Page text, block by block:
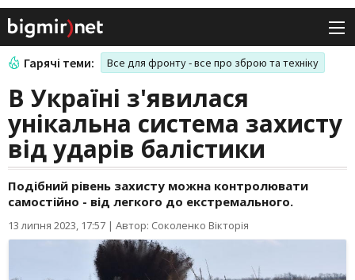
Гарячі теми: Все для фронту - все про зброю та техніку
В Україні з'явилася
унікальна система захисту
від ударів балістики
Подібний рівень захисту можна контролювати
самостійно - від легкого до екстремального.
13 липня 2023, 17:57 | Автор: Соколенко Вікторія